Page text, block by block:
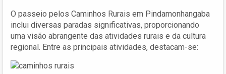
O passeio pelos Caminhos Rurais em Pindamonhangaba
inclui diversas paradas significativas, proporcionando
uma visão abrangente das atividades rurais e da cultura
regional. Entre as principais atividades, destacam-se: